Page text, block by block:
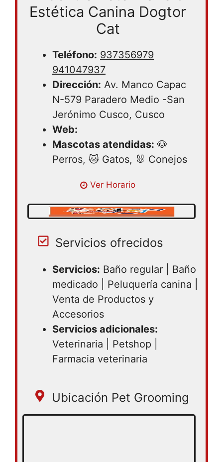
Estética Canina Dogtor
Cat
Teléfono: 937356979
941047937
Dirección: Av. Manco Capac
N-579 Paradero Medio -San
Jerónimo Cusco, Cusco
Web:
Mascotas atendidas: 🐶
Perros, 🐱 Gatos, 🐰 Conejos
Lunes 08:30 – 19:30 | Martes 08:30 –
08:30 – 19:30 | Viernes 08:30 – 19:30 |
Sabado 08:30 – 19:30 | Domingo 08:30 –
Ver Horario
Servicios ofrecidos
Servicios: Baño regular | Baño
medicado | Peluquería canina |
Venta de Productos y
Accesorios
Servicios adicionales:
Veterinaria | Petshop |
Farmacia veterinaria
Ubicación Pet Grooming